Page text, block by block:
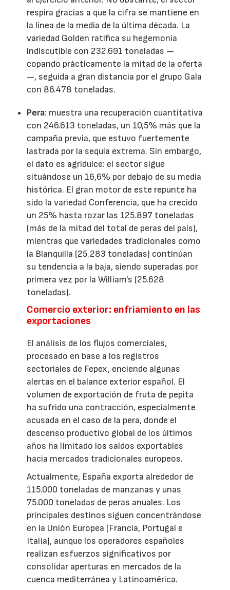
respira gracias a que la cifra se mantiene en
la línea de la media de la última década. La
variedad Golden ratifica su hegemonía
indiscutible con 232.691 toneladas —
copando prácticamente la mitad de la oferta
—, seguida a gran distancia por el grupo Gala
con 86.478 toneladas.
Pera: muestra una recuperación cuantitativa
con 246.613 toneladas, un 10,5% más que la
campaña previa, que estuvo fuertemente
lastrada por la sequía extrema. Sin embargo,
el dato es agridulce: el sector sigue
situándose un 16,6% por debajo de su media
histórica. El gran motor de este repunte ha
sido la variedad Conferencia, que ha crecido
un 25% hasta rozar las 125.897 toneladas
(más de la mitad del total de peras del país),
mientras que variedades tradicionales como
la Blanquilla (25.283 toneladas) continúan
su tendencia a la baja, siendo superadas por
primera vez por la William's (25.628
toneladas).
Comercio exterior: enfriamiento en las
exportaciones
El análisis de los flujos comerciales,
procesado en base a los registros
sectoriales de Fepex, enciende algunas
alertas en el balance exterior español. El
volumen de exportación de fruta de pepita
ha sufrido una contracción, especialmente
acusada en el caso de la pera, donde el
descenso productivo global de los últimos
años ha limitado los saldos exportables
hacia mercados tradicionales europeos.
Actualmente, España exporta alrededor de
115.000 toneladas de manzanas y unas
75.000 toneladas de peras anuales. Los
principales destinos siguen concentrándose
en la Unión Europea (Francia, Portugal e
Italia), aunque los operadores españoles
realizan esfuerzos significativos por
consolidar aperturas en mercados de la
cuenca mediterránea y Latinoamérica.